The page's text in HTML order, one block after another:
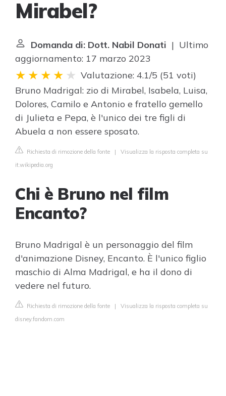
Mirabel?
Domanda di: Dott. Nabil Donati | Ultimo
aggiornamento: 17 marzo 2023
Valutazione: 4.1/5 (51 voti)
Bruno Madrigal: zio di Mirabel, Isabela, Luisa,
Dolores, Camilo e Antonio e fratello gemello
di Julieta e Pepa, è l'unico dei tre figli di
Abuela a non essere sposato.
Richiesta di rimozione della fonte | Visualizza la risposta completa su
it.wikipedia.org
Chi è Bruno nel film
Encanto?
Bruno Madrigal è un personaggio del film
d'animazione Disney, Encanto. È l'unico figlio
maschio di Alma Madrigal, e ha il dono di
vedere nel futuro.
Richiesta di rimozione della fonte | Visualizza la risposta completa su
disney.fandom.com